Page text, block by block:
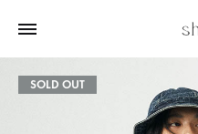
SOLD OUT